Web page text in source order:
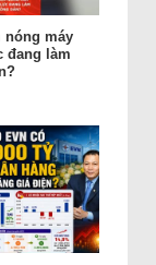
nóng máy
đang làm